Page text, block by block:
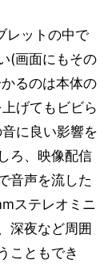
レットの中で
(画面にもその
るのは本体の
げてもビビら
に良い影響を
ろ、映像配信
音声を流した
ステレオミニ
深夜など周囲
こともでき